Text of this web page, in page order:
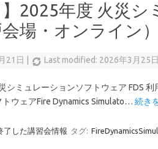
】2025年度 火災
会場・オンライン
21日 Last modified: 2026年3月25日
シミュレーションソフトウェア FDS
トウェアFire Dynamics Simulato…続き
了した講習会情報 タグ: